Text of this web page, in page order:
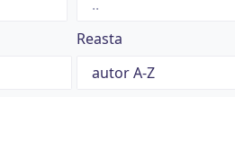
Reasta